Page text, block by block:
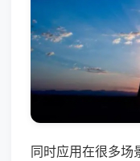
同时应用在很多场